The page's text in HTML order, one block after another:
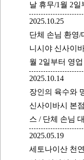
날 휴무/1월 2일
2025.10.25
단체 손님 환영/
니시야 신사이
월 2일부터 영
2025.10.14
장인의 육수와
신사이바시 본
스 / 단체 손님
2025.05.19
세토나이산 천